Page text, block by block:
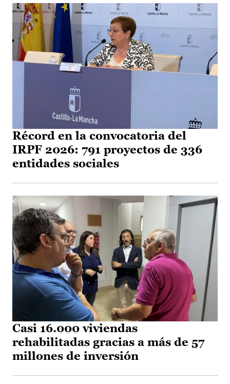
Récord en la convocatoria del
IRPF 2026: 791 proyectos de 336
entidades sociales
Casi 16.000 viviendas
rehabilitadas gracias a más de 57
millones de inversión